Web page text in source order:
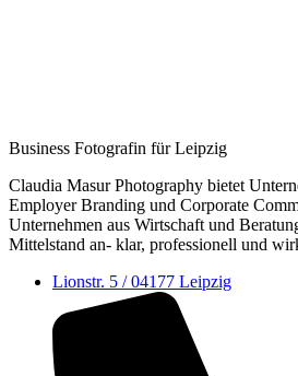
Business Fotografin für Leipzig
Claudia Masur Photography bietet
Employer Branding und Corporate
Unternehmen aus Wirtschaft und
Mittelstand an- klar, professionell und
Lionstr. 5 / 04177 Leipzig